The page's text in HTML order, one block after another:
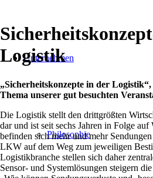
Unternehmen
Philosophie
Logistik
„Sicherheitskonzepte in der
Thema unserer gut besuchten
Die Logistik stellt den drittgrößten
dar und ist seit sechs Jahren in Folge
befinden sich mehr und mehr
LKW auf dem Weg zum jeweiligen
Logistikbranche stellen sich daher
Sensor- und Systemlösungen steigern